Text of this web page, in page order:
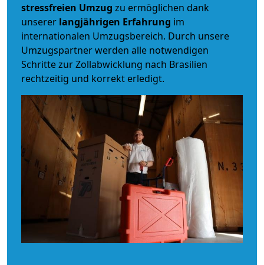
stressfreien Umzug zu ermöglichen dank
unserer langjährigen Erfahrung im
internationalen Umzugsbereich. Durch unsere
Umzugspartner werden alle notwendigen
Schritte zur Zollabwicklung nach Brasilien
rechtzeitig und korrekt erledigt.